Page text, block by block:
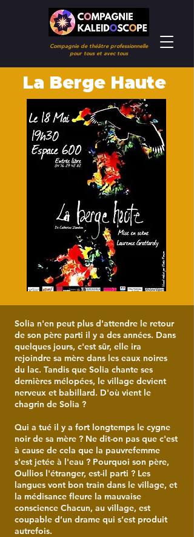
Compagnie de théâtre professionnelle
pour tous et avec tous
La Berge Haute
Solia n'en peut plus d'attendre le retour
de son père parti il y a des années. Dans
quelques jours, c'est sûr, elle ira
rejoindre sa mère dans les eaux noires
du lac. Tandis que Solia chante ses
dernières mélopées, le village devient
nerveux et babillard. D'où vient le
chagrin de Solia ?
Qui a tué il y a fort longtemps le cygne
noir de sa mère ? Ne dit-on pas que c'est
à cause de cela que la pauvrefemme
s'est jetée à l'eau ? Pourquoi son père,
Oullios l'étranger, est-il parti ? Les
langues vont bon train dans le village, et
la médisance fleure la mauvaise
conscience Chacun, au village, est
coupable d’un drame qui s’est produit
autrefois.